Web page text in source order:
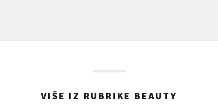
VIŠE IZ RUBRIKE BEAUTY